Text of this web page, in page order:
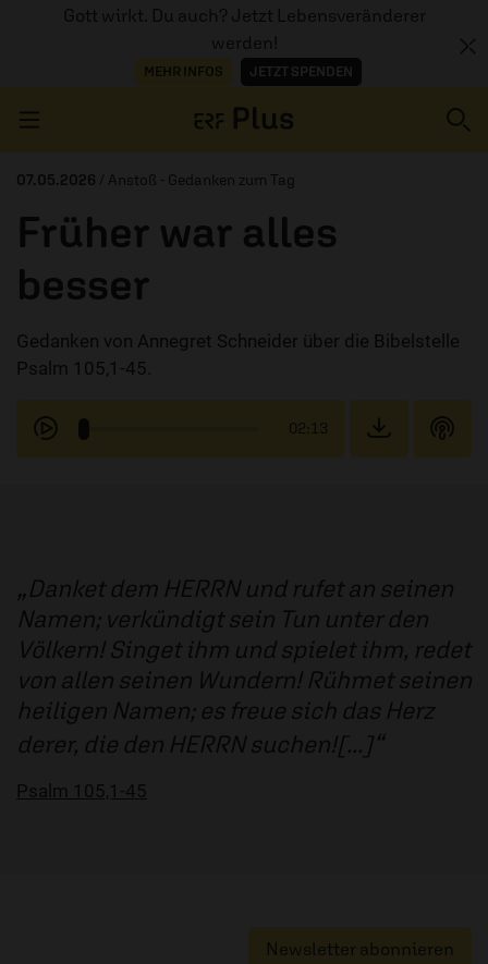
Gott wirkt. Du auch? Jetzt Lebensveränderer
werden!
MEHR INFOS JETZT SPENDEN
AUDIOTHEK
PROGRAMM
PODCASTS
07.05.2026 / Anstoß - Gedanken zum Tag
Früher war alles
besser
Gedanken von Annegret Schneider über die Bibelstelle
Psalm 105,1-45.
02:13
Danket dem HERRN und rufet an seinen
Namen; verkündigt sein Tun unter den
Völkern! Singet ihm und spielet ihm, redet
von allen seinen Wundern! Rühmet seinen
heiligen Namen; es freue sich das Herz
derer, die den HERRN suchen![...]
Psalm 105,1-45
Newsletter abonnieren